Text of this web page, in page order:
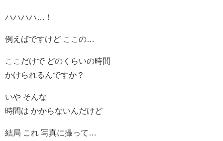
ハハハハ…！
例えばですけど ここの…
ここだけで どのくらいの時間
かけられるんですか？
いや そんな
時間は かからないんだけど
結局 これ 写真に撮って…